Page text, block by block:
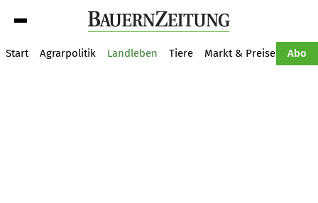
Start Agrarpolitik Landleben Tiere Markt & Preise Abo